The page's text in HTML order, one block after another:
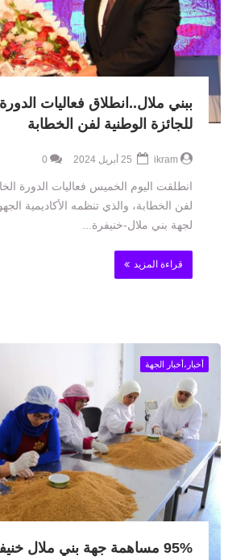
ببني ملال..انطلاق فعاليات
للجائزة الوطنية لفن الخطابة
ikram
0
انطلقت اليوم الخميس فعاليات الدورة
لفن الخطابة، والذي تنظمه الأكاديمية
لجهة بني ملال-خنيفرة...
قراءة المزيد
أخبار،أخبار الجهة
95% مساهمة جهة بني ملال